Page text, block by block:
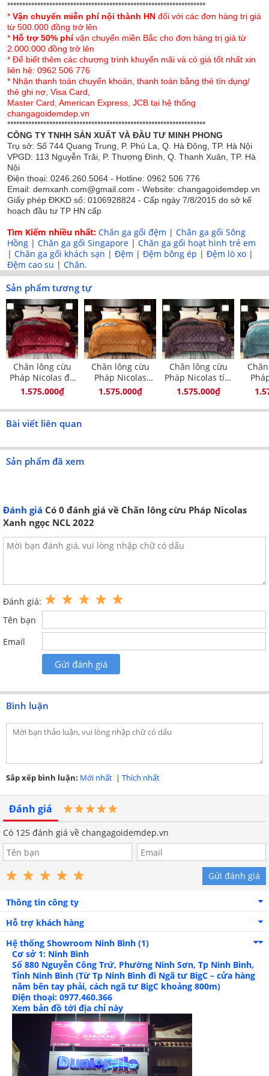
trọng, mầu sắc nét, kết hợp với các bộ chăn ga gối hài
hoà, chăn êm,nhẹ, đẳng cấp.
-Chăn Lông Cừusản phẩm mới nhất 2020 Được nhập
khẩu sẽ đen lại cho khách hàng sự lựa chọn hoàn toàn
yên tâm về môi trường trong giấc ngủ, lựa chọn tuyệt vời
cho giấc ngủ xanh, an toàn, thoáng, ấm, nhẹ.
=> Hãy sở hữu ngay cho mình một chiếc chăn Lông Cừu
Pháp NICOLAS - Đẳng Cấp trong từng giấc ngủ
Hình ảnh chi tiết sản phẩm
Thiết kế màu xanh ngọc sang trọng
Mặt trong mềm mại ấm áp
mặt ngoài chần họa tiết tinh tế
******************************************************************
* Vận chuyển miễn phí nội thành HN đối với các đơn hàng trị giá
từ 500.000 đồng trở lên
* Hỗ trợ 50% phívận chuyển miền Bắc cho đơn hàng trị giá từ
2.000.000 đồng trở lên
* Để biết thêm các chương trình khuyến mãi và có giá tốt nhất xin
liên hệ: 0962 506 776
* Nhận thanh toán chuyển khoản, thanh toán bằng thẻ tín dụng/
thẻ ghi nợ, Visa Card,
Master Card, American Express, JCB tại hệ thống
changagoidemdep.vn
******************************************************************
CÔNG TY TNHH SẢN XUẤT VÀ ĐẦU TƯ MINH PHONG
Trụ sở: Số 744 Quang Trung, P. Phú La, Q. Hà Đông, TP. Hà Nội
VPGD: 113 Nguyễn Trãi, P. Thượng Đình, Q. Thanh Xuân, TP. Hà
Nội
Điện thoại: 0246.260.5064 - Hotline: 0962 506 776
Email: demxanh.com@gmail.com - Website: changagoidemdep.vn
Giấy phép ĐKKD số: 0106928824 - Cấp ngày 7/8/2015 do sở kế
hoạch đầu tư TP HN cấp
Tìm Kiếm nhiều nhất: Chăn ga gối đệm | Chăn ga gối Sông
Hồng | Chăn ga gối Singapore | Chăn ga gối hoạt hình trẻ em
| Chăn ga gối khách sạn | Đệm | Đệm bông ép | Đệm lò xo |
Đệm cao su | Chăn.
Sản phẩm tương tự
Chăn lông cừu
Pháp Nicolas đỏ
ruby NCL2114
1.575.000₫
Chăn lông cừu
Pháp Nicolas
vàng phú quý
NCL2113
1.575.000₫
Chăn lông cừu
Pháp Nicolas tím
Violet NCL2112
1.575.000₫
Bài viết liên quan
Sản phẩm đã xem
Đánh giá Có 0 đánh giá về Chăn lông cừu Pháp Nicolas
Xanh ngọc NCL 2022
Đánh giá:
Tên bạn
Email
Gửi đánh giá
Bình luận
Sắp xếp bình luận: Mới nhất | Thích nhất
Đánh giá
Có 125 đánh giá về changagoidemdep.vn
Gửi đánh giá
Thông tin công ty
Hỗ trợ khách hàng
Hệ thống Showroom Ninh Bình (1)
Cơ sở 1: Ninh Bình
Số 880 Nguyễn Công Trứ, Phường Ninh Sơn, Tp Ninh Bình,
Tỉnh Ninh Bình (Từ Tp Ninh Bình đi Ngã tư BigC – cửa hàng
nằm bên tay phải, cách ngã tư BigC khoảng 800m)
Điện thoại: 0977.460.366
Xem bản đồ tới địa chỉ này